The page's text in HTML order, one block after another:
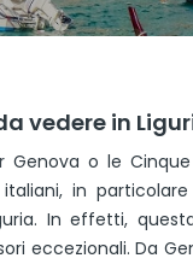
vedere in
Genova o le
italiani, in
In effetti,
eccezionali. Da